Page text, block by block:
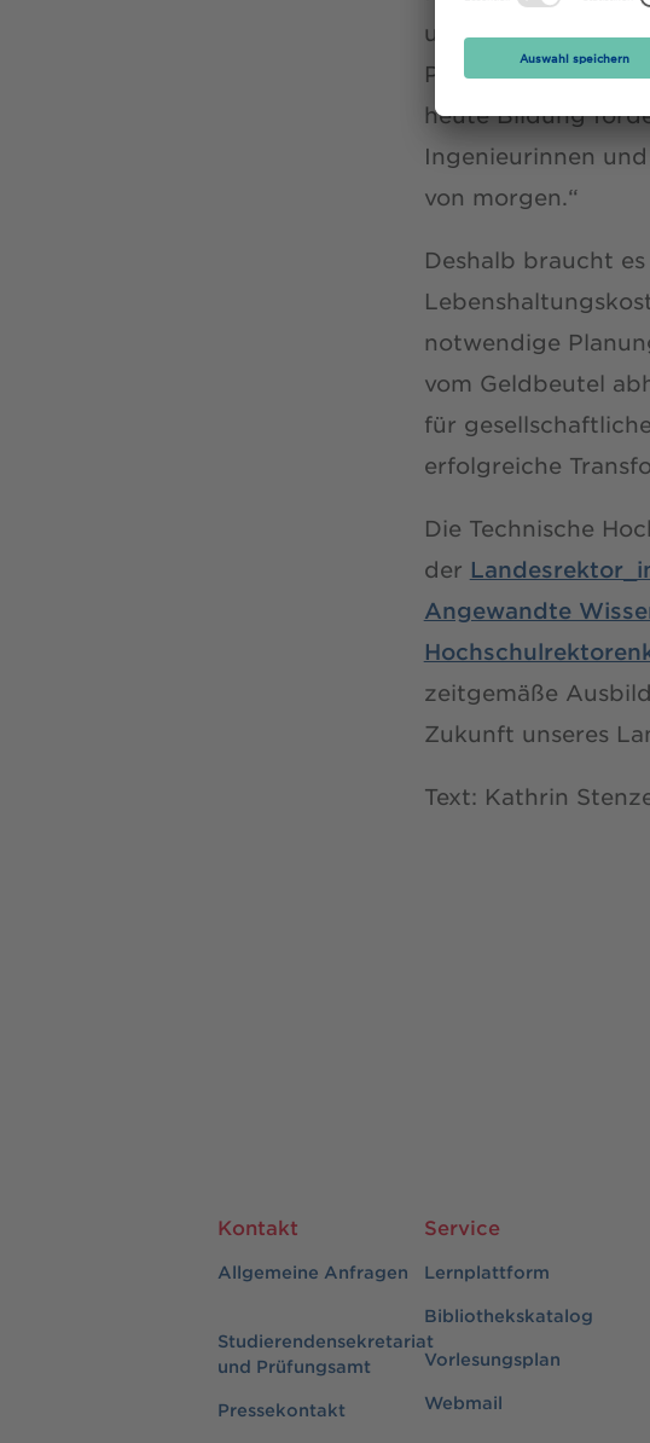
ungenutzt zu
Prof. Susanne
heute Bildung
Ingenieurinnen
von morgen.“
Deshalb braucht
notwendige
vom Geldbeutel
für
erfolgreiche
Die Technische
der
Angewandte
zeitgemäße
Zukunft unseres
Text: Kathrin
Kontakt
Allgemeine Anfragen
Studierendensekretariat
und Prüfungsamt
Pressekontakt
Service
Lernplattform
Bibliothekskatalog
Vorlesungsplan
Webmail